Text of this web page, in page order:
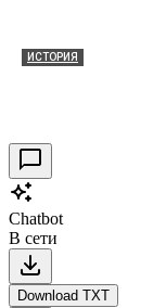
ИСТОРИЯ
Chatbot
В сети
Download TXT